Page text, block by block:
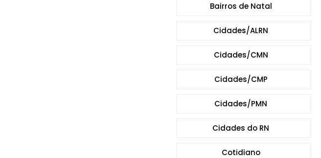
Bairros de Natal
Cidades/ALRN
Cidades/CMN
Cidades/CMP
Cidades/PMN
Cidades do RN
Cotidiano